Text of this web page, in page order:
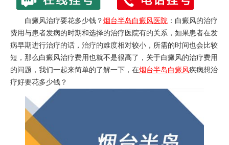
白癜风治疗要花多少钱？ 烟台半岛白癜风医院 ：白癜风的治疗
费用与患者发病的时期和选择的治疗医院有的关系，如果患者在发
病早期进行治疗的话，治疗的难度相对较小，所需的时间也会比较
短，那么 白癜风治疗费用也就不是很高了，关于白癜风的治疗费用
的问题，我们一起来简单的了解一下，在烟台半岛白癜风疾病想治
疗好要花多少钱？